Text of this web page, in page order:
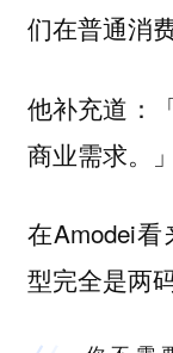
们在普通消
他补充道：
商业需求。」
在Amodei
型完全是两